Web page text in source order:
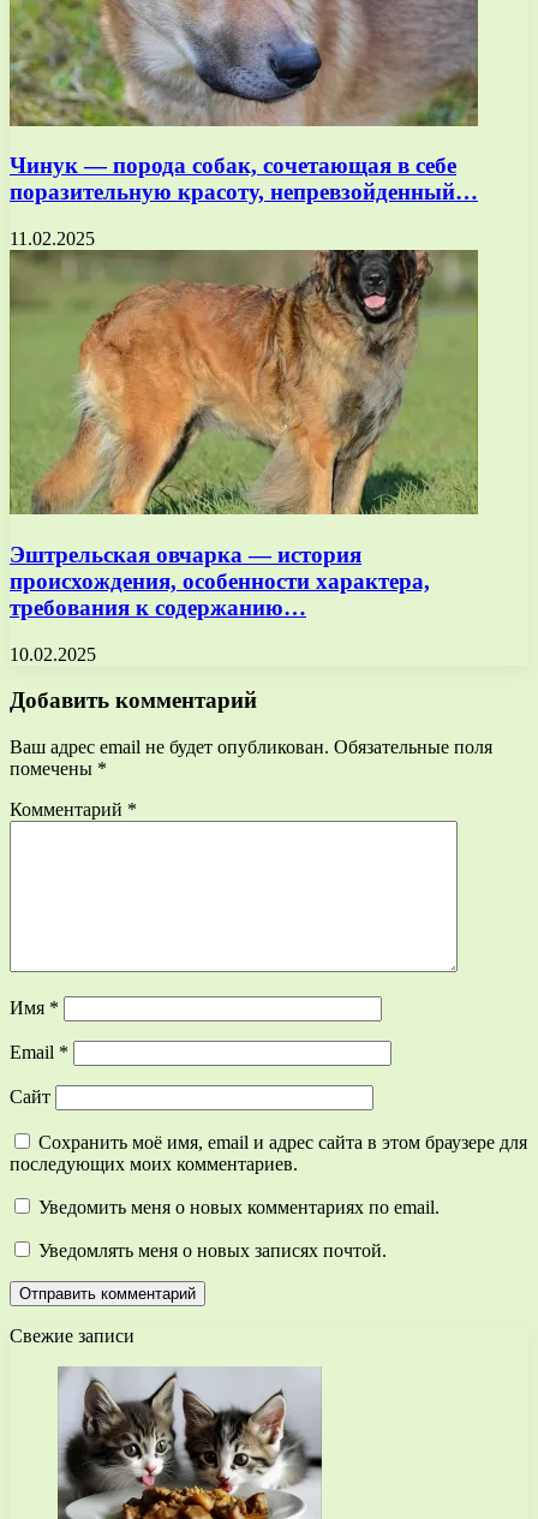
Чинук — порода собак, сочетающая в себе
поразительную красоту, непревзойденный…
11.02.2025
Эштрельская овчарка — история
происхождения, особенности характера,
требования к содержанию…
10.02.2025
Добавить комментарий
Ваш адрес email не будет опубликован. Обязательные поля
помечены *
Комментарий *
Имя *
Email *
Сайт
Сохранить моё имя, email и адрес сайта в этом браузере для
последующих моих комментариев.
Уведомить меня о новых комментариях по email.
Уведомлять меня о новых записях почтой.
Свежие записи